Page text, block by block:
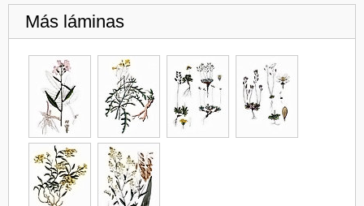
Más láminas